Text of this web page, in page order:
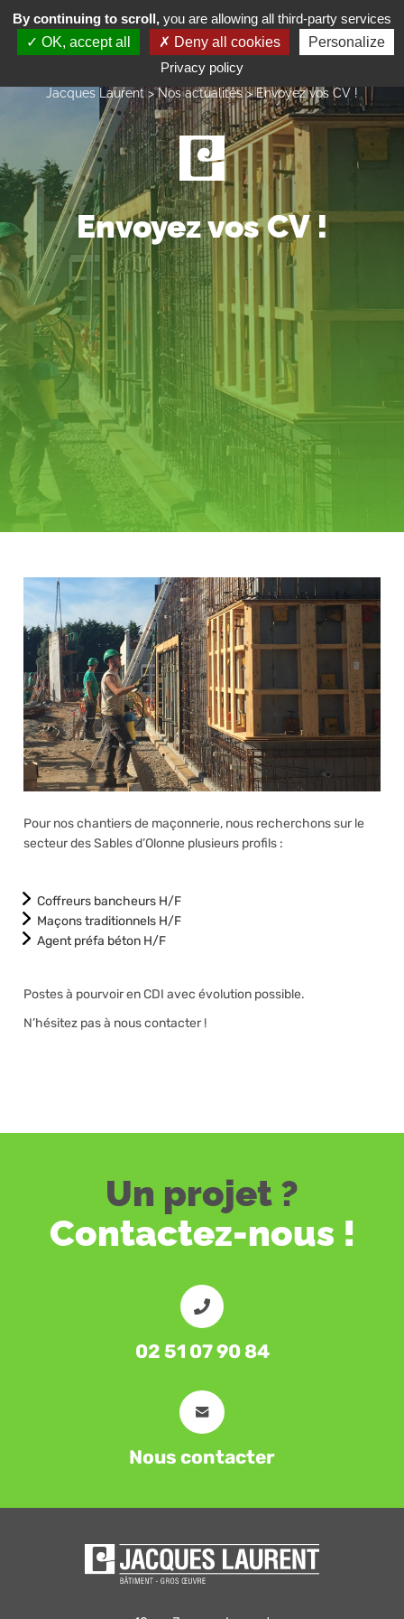
Jacques Laurent>Nos actualités> Envoyez vos CV !
Envoyez vos CV !
Pour nos chantiers de maçonnerie, nous recherchons sur le
secteur des Sables d’Olonne plusieurs profils :
Coffreurs bancheurs H/F
Maçons traditionnels H/F
Agent préfa béton H/F
Postes à pourvoir en CDI avec évolution possible.
N’hésitez pas à nous contacter !
Un projet ?
Contactez-nous !
02 51 07 90 84
Nous contacter
By continuing to scroll, you are allowing all third-party services
OK, accept all
Deny all cookies
Personalize
Privacy policy